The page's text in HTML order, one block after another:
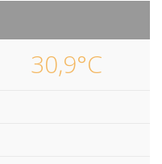
30,9°C